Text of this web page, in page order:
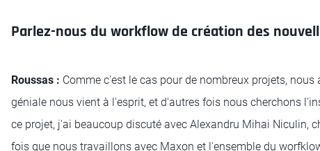
Parlez-nous du workflow de création des
Roussas : Comme c'est le cas pour de nombreux projets,
géniale nous vient à l'esprit, et d'autres fois nous cherchons
ce projet, j'ai beaucoup discuté avec Alexandru Mihai Niculin,
fois que nous travaillons avec Maxon et l'ensemble du